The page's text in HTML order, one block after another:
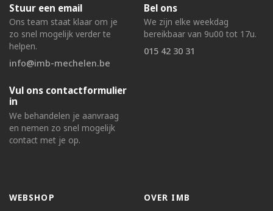
Stuur een email
Ons team staat klaar om je
zo snel mogelijk verder te
helpen.
info@imb-mechelen.be
Bel ons
We zijn elke weekdag
bereikbaar van 9u00 tot 17u.
015 42 30 31
Vul ons contactformulier
in
We behandelen je aanvraag
en nemen zo snel mogelijk
contact met je op.
WEBSHOP OVER IMB